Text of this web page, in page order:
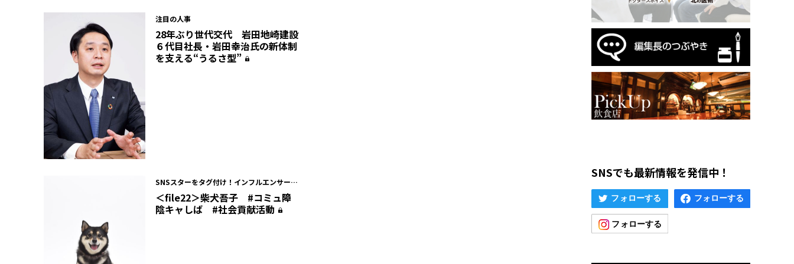
注目の人事
28年ぶり世代交代 岩田地崎建設
６代目社長・岩田幸治氏の新体制
を支える“うるさ型”
SNSスターをタグ付け！インフルエンサー #
バズチャート
＜file22＞柴犬吾子 #コミュ障
陰キャしば #社会貢献活動
SNSでも最新情報を発信中！